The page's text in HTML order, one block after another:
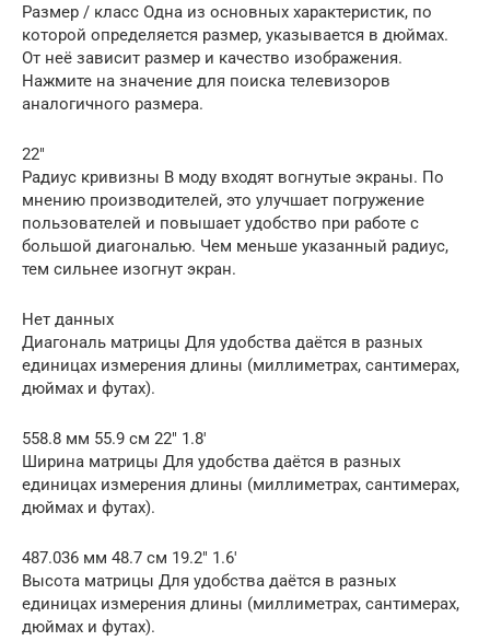
Размер / класс Одна из основных характеристик, по
которой определяется размер, указывается в дюймах.
От неё зависит размер и качество изображения.
Нажмите на значение для поиска телевизоров
аналогичного размера.
22″
Радиус кривизны В моду входят вогнутые экраны. По
мнению производителей, это улучшает погружение
пользователей и повышает удобство при работе с
большой диагональю. Чем меньше указанный радиус,
тем сильнее изогнут экран.
Нет данных
Диагональ матрицы Для удобства даётся в разных
единицах измерения длины (миллиметрах, сантимерах,
дюймах и футах).
558.8 мм 55.9 см 22″ 1.8′
Ширина матрицы Для удобства даётся в разных
единицах измерения длины (миллиметрах, сантимерах,
дюймах и футах).
487.036 мм 48.7 см 19.2″ 1.6′
Высота матрицы Для удобства даётся в разных
единицах измерения длины (миллиметрах, сантимерах,
дюймах и футах).